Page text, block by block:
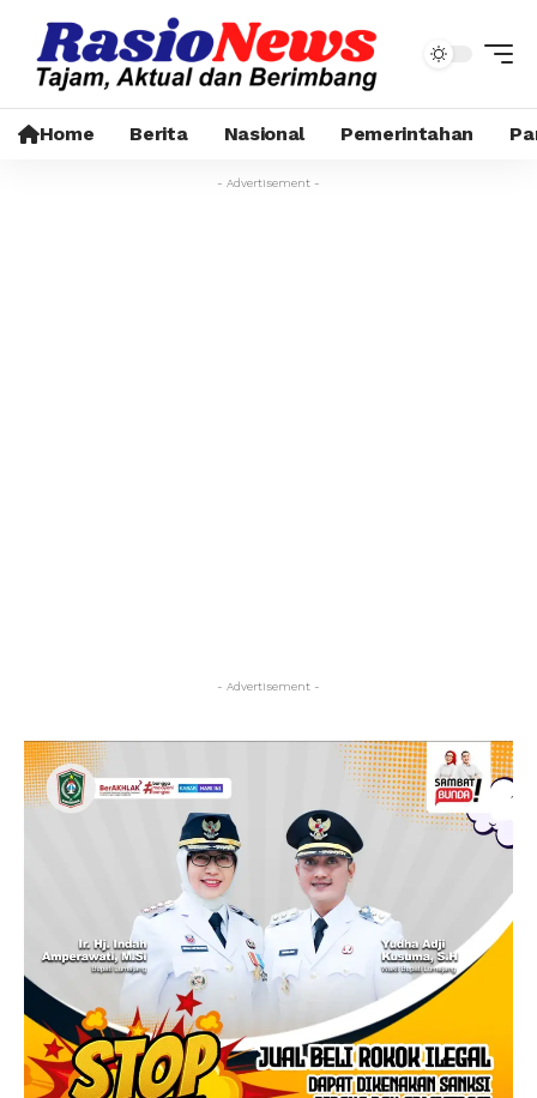
Home Berita Nasional Pemerintahan
- Advertisement -
- Advertisement -